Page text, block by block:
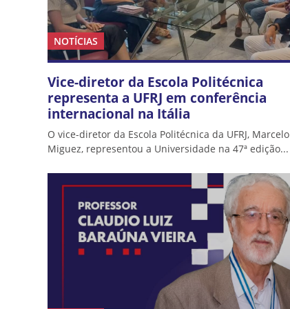
NOTÍCIAS
Vice-diretor da Escola Politécnica
representa a UFRJ em conferência
internacional na Itália
O vice-diretor da Escola Politécnica da UFRJ, Marcelo
Miguez, representou a Universidade na 47ª edição...